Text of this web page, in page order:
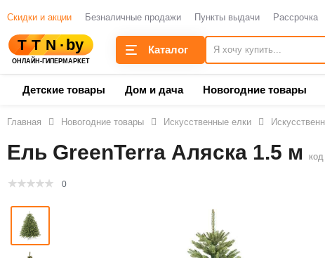
Скидки и акции Безналичные продажи Пункты выдачи Рассрочка
Каталог
Детские товары Дом и дача Новогодние товары
Главная Новогодние товары Искусственные елки
Ель GreenTerra Аляска 1.5 м
0